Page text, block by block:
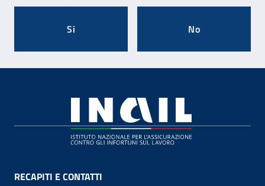
Si No
RECAPITI E CONTATTI